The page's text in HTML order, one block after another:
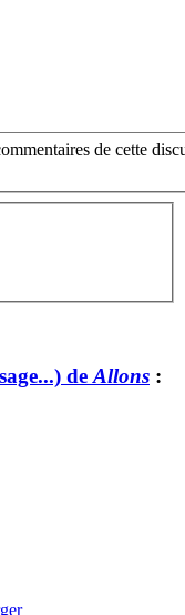
de cette
deAllons :